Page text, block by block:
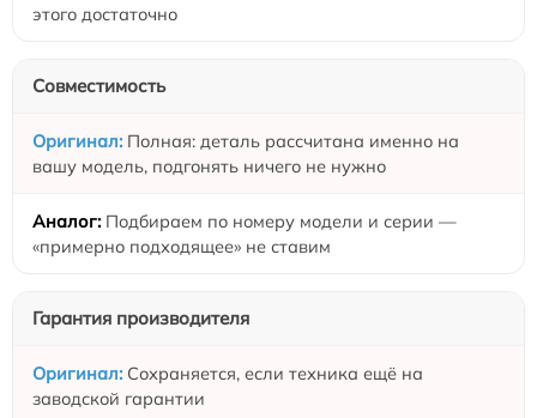
этого достаточно
Совместимость
Полная: деталь рассчитана именно на
вашу модель, подгонять ничего не нужно
Подбираем по номеру модели и серии —
«примерно подходящее» не ставим
Гарантия производителя
Сохраняется, если техника ещё на
заводской гарантии